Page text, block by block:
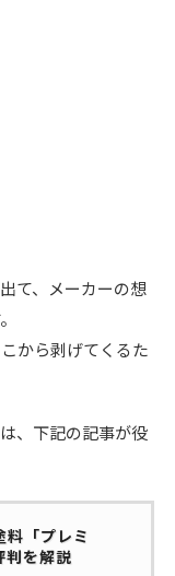
て、メーカーの想
から剥げてくるた
、下記の記事が役
料「プレミ
判を解説